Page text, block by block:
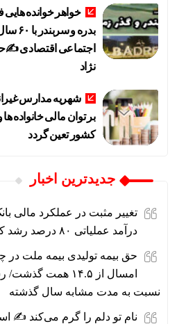
خواهر خوانده
بدره و
اجتماعی اقتصادی
نژاد
شهریه مدارس
بر توان مالی خانواده
کشور تعین گردد
جديدترين اخبار
تغییر مثبت در عملکرد مالی
درآمد عملیاتی ۸۰ درصد رشد کرد
حق بیمه تولیدی بیمه ملت در
نسبت به مدت مشابه سال گذشته
نام تو دلم را گرم می‌کند ✍️